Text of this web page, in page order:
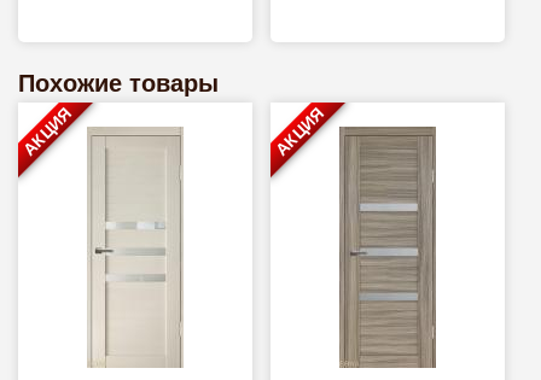
Похожие товары
АКЦИЯ АКЦИЯ